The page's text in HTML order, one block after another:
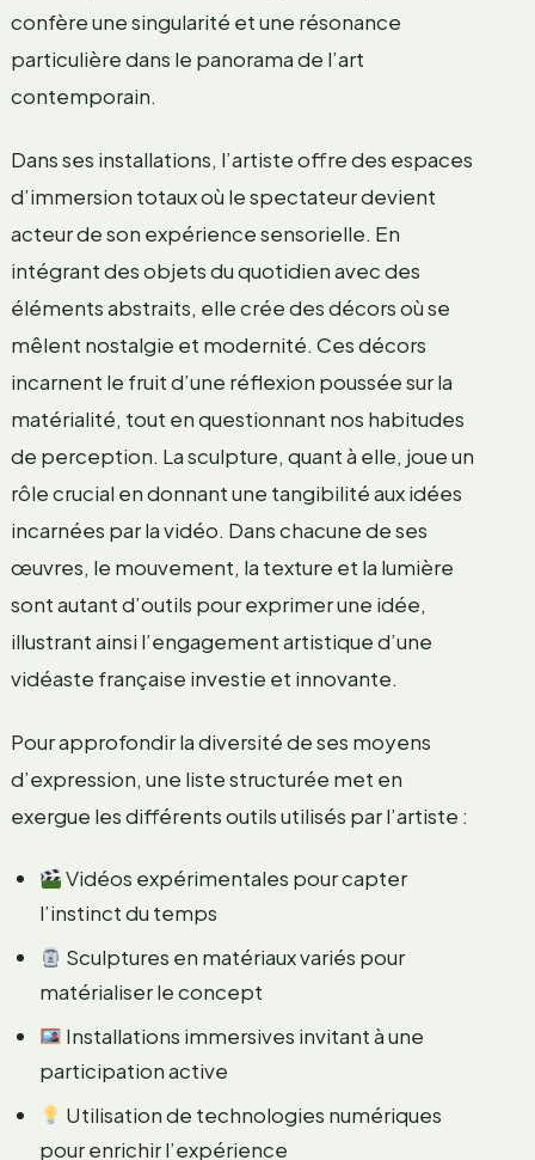
confère une singularité et une résonance
particulière dans le panorama de l’art
contemporain.
Dans ses installations, l’artiste offre des espaces
d’immersion totaux où le spectateur devient
acteur de son expérience sensorielle. En
intégrant des objets du quotidien avec des
éléments abstraits, elle crée des décors où se
mêlent nostalgie et modernité. Ces décors
incarnent le fruit d’une réflexion poussée sur la
matérialité, tout en questionnant nos habitudes
de perception. La sculpture, quant à elle, joue un
rôle crucial en donnant une tangibilité aux idées
incarnées par la vidéo. Dans chacune de ses
œuvres, le mouvement, la texture et la lumière
sont autant d’outils pour exprimer une idée,
illustrant ainsi l’engagement artistique d’une
vidéaste française investie et innovante.
Pour approfondir la diversité de ses moyens
d’expression, une liste structurée met en
exergue les différents outils utilisés par l’artiste :
Vidéos expérimentales pour capter
l’instinct du temps
Sculptures en matériaux variés pour
matérialiser le concept
Installations immersives invitant à une
participation active
Utilisation de technologies numériques
pour enrichir l’expérience